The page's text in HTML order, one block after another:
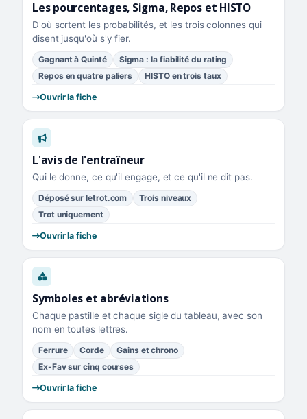
Les pourcentages, Sigma, Repos et HISTO
D'où sortent les probabilités, et les trois colonnes qui
disent jusqu'où s'y fier.
Gagnant à Quinté
Sigma : la fiabilité du rating
Repos en quatre paliers
HISTO en trois taux
Ouvrir la fiche
L'avis de l'entraîneur
Qui le donne, ce qu'il engage, et ce qu'il ne dit pas.
Déposé sur letrot.com
Trois niveaux
Trot uniquement
Ouvrir la fiche
Symboles et abréviations
Chaque pastille et chaque sigle du tableau, avec son
nom en toutes lettres.
Ferrure Corde
Gains et chrono
Ex-Fav sur cinq courses
Ouvrir la fiche